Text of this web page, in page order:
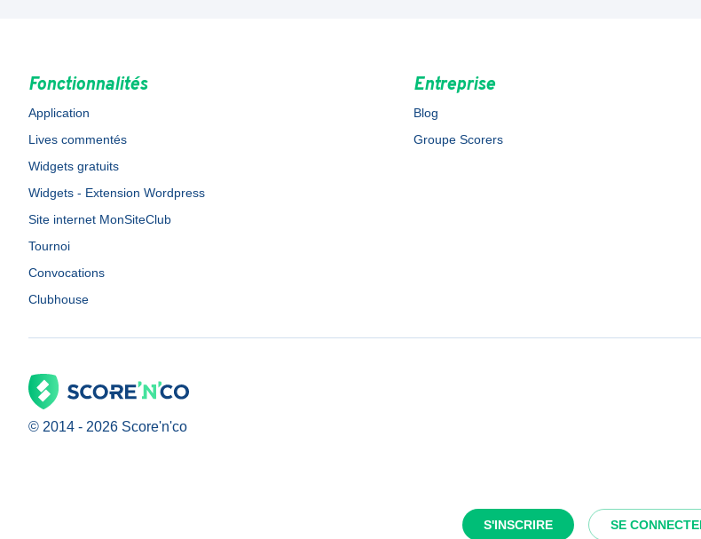
S'INSCRIRE SE
Fonctionnalités
Application
Lives commentés
Widgets gratuits
Widgets - Extension Wordpress
Site internet MonSiteClub
Tournoi
Convocations
Clubhouse
Entreprise
Blog
Groupe Scorers
© 2014 - 2026 Score'n'co